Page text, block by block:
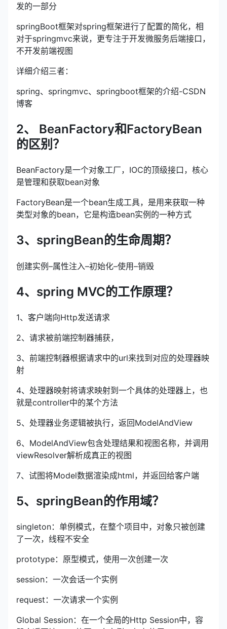
发的一部分
springBoot框架对spring框架进行了配置的简化，相
对于springmvc来说，更专注于开发微服务后端接口，
不开发前端视图
详细介绍三者：
spring、springmvc、springboot框架的介绍-CSDN
博客
2、 BeanFactory和FactoryBean
的区别？
BeanFactory是一个对象工厂，IOC的顶级接口，核心
是管理和获取bean对象
FactoryBean是一个bean生成工具，是用来获取一种
类型对象的bean，它是构造bean实例的一种方式
3、springBean的生命周期？
创建实例–属性注入–初始化–使用–销毁
4、spring MVC的工作原理？
1、客户端向Http发送请求
2、请求被前端控制器捕获，
3、前端控制器根据请求中的url来找到对应的处理器映
射
4、处理器映射将请求映射到一个具体的处理器上，也
就是controller中的某个方法
5、处理器业务逻辑被执行，返回ModelAndView
6、ModelAndView包含处理结果和视图名称，并调用
viewResolver解析成真正的视图
7、试图将Model数据渲染成html，并返回给客户端
5、springBean的作用域？
singleton：单例模式，在整个项目中，对象只被创建
了一次，线程不安全
prototype：原型模式，使用一次创建一次
session：一次会话一个实例
request：一次请求一个实例
Global Session：在一个全局的Http Session中，容